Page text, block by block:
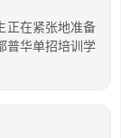
正在紧张地准备
普华单招培训学